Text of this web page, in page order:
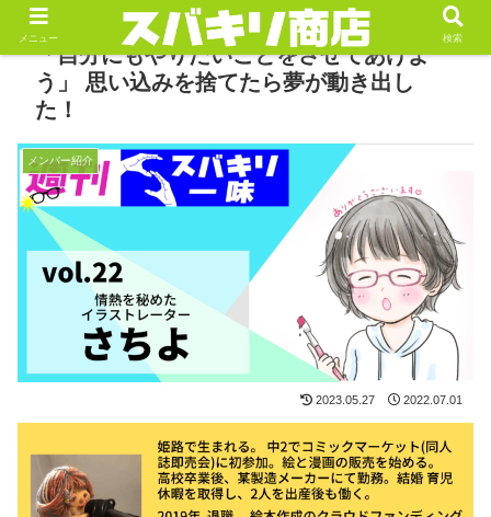
「自分にもやりたいことをさせてあげよ
う」 思い込みを捨てたら夢が動き出し
た！
メンバー紹介
2023.05.27 2022.07.01
メニュー 検索